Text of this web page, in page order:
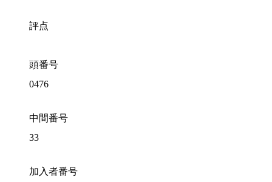
評点
頭番号
0476
中間番号
33
加入者番号